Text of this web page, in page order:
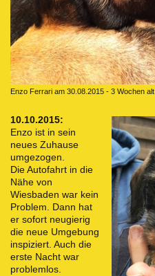
Enzo Ferrari am 30.08.2015 - 3 Wochen alt.
10.10.2015:
Enzo ist in sein
neues Zuhause
umgezogen.
Die Autofahrt in die
Nähe von
Wiesbaden war kein
Problem. Dann hat
er sofort neugierig
die neue Umgebung
inspiziert. Auch die
erste Nacht war
problemlos.